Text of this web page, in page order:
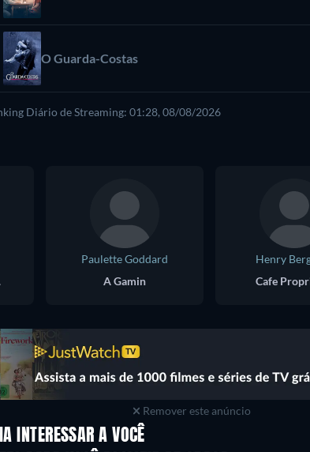
O Guarda-Costas
Diário de Streaming: 01:28, 08/08/2026
Paulette Goddard
A Gamin
Henry
Cafe
Remover este anúncio
INTERESSAR A VOCÊ